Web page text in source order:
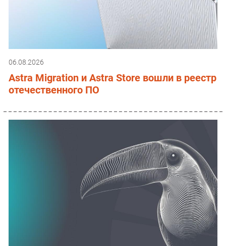
06.08.2026
Astra Migration и Astra Store вошли в реестр
отечественного ПО